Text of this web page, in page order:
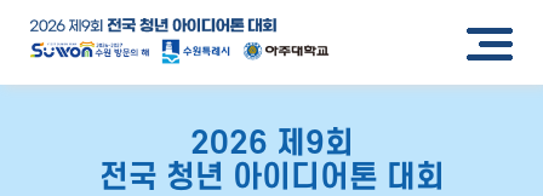
2026 제9회
전국 청년 아이디어톤 대회